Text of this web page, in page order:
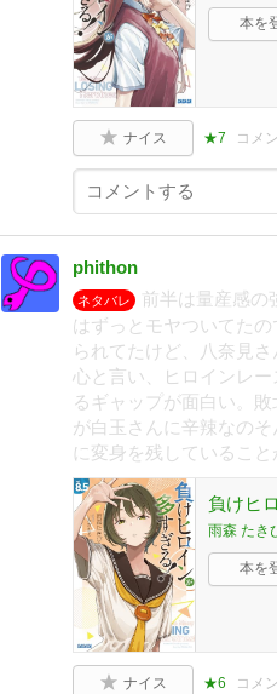
本を
ナイス ★7 コメ
phithon
ネタバレ
前半は量産感の
はずっとモヤついてた
られてたけど、八奈見
心と言い、ヒロインレ
るギャップが面白い。
が白玉さんに辛辣なの
に変身を残していること
負けヒ
雨森 たき
本を
ナイス ★6 コメ